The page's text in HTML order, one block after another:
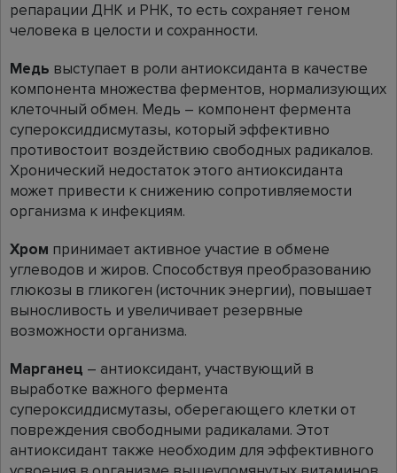
репарации ДНК и РНК, то есть сохраняет геном
человека в целости и сохранности.
Медь выступает в роли антиоксиданта в качестве
компонента множества ферментов, нормализующих
клеточный обмен. Медь – компонент фермента
супероксиддисмутазы, который эффективно
противостоит воздействию свободных радикалов.
Хронический недостаток этого антиоксиданта
может привести к снижению сопротивляемости
организма к инфекциям.
Хром принимает активное участие в обмене
углеводов и жиров. Способствуя преобразованию
глюкозы в гликоген (источник энергии), повышает
выносливость и увеличивает резервные
возможности организма.
Марганец – антиоксидант, участвующий в
выработке важного фермента
супероксиддисмутазы, оберегающего клетки от
повреждения свободными радикалами. Этот
антиоксидант также необходим для эффективного